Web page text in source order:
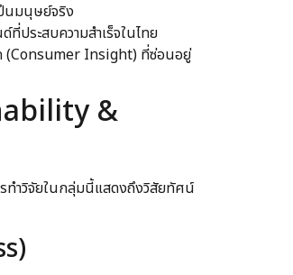
นมนุษย์จริง
ประสบความสำเร็จในไทย
(Consumer Insight) ที่ซ่อนอยู่
&
ทำวิจัยในกลุ่มนี้แสดงถึงวิสัยทัศน์